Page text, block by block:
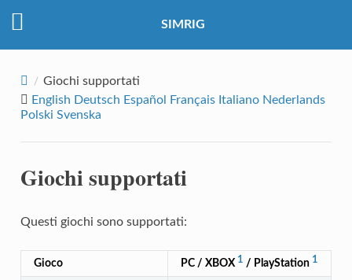
SIMRIG
Giochi supportati
English Deutsch Español Français Italiano Nederlands
Polski Svenska
Giochi supportati
Questi giochi sono supportati:
Gioco PC / XBOX 1 / PlayStation 1